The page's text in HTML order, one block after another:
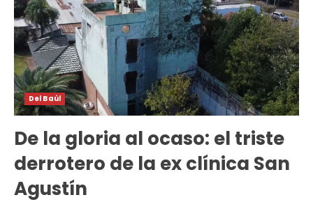
Del Baúl
De la gloria al ocaso: el triste
derrotero de la ex clínica San
Agustín